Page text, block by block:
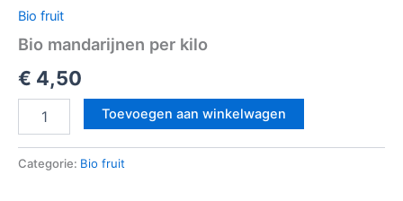
Bio fruit
Bio mandarijnen per kilo
€ 4,50
Toevoegen aan winkelwagen
Categorie: Bio fruit